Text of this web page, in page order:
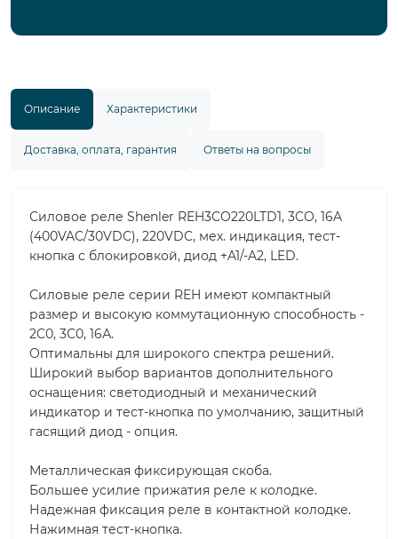
Описание Характеристики
Доставка, оплата, гарантия Ответы на вопросы
Силовое реле Shenler REH3CO220LTD1, 3CO, 16A
(400VAC/30VDC), 220VDC, мех. индикация, тест-
кнопка с блокировкой, диод +A1/-A2, LED.
Силовые реле серии REH имеют компактный
размер и высокую коммутационную способность -
2C0, 3С0, 16А.
Оптимальны для широкого спектра решений.
Широкий выбор вариантов дополнительного
оснащения: светодиодный и механический
индикатор и тест-кнопка по умолчанию, защитный
гасящий диод - опция.
Металлическая фиксирующая скоба.
Большее усилие прижатия реле к колодке.
Надежная фиксация реле в контактной колодке.
Нажимная тест-кнопка.